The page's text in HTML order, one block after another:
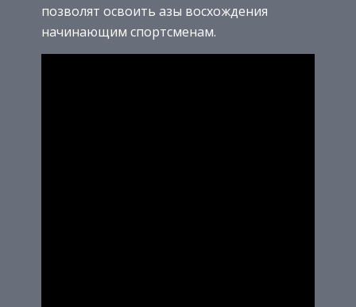
позволят освоить азы восхождения
начинающим спортсменам.